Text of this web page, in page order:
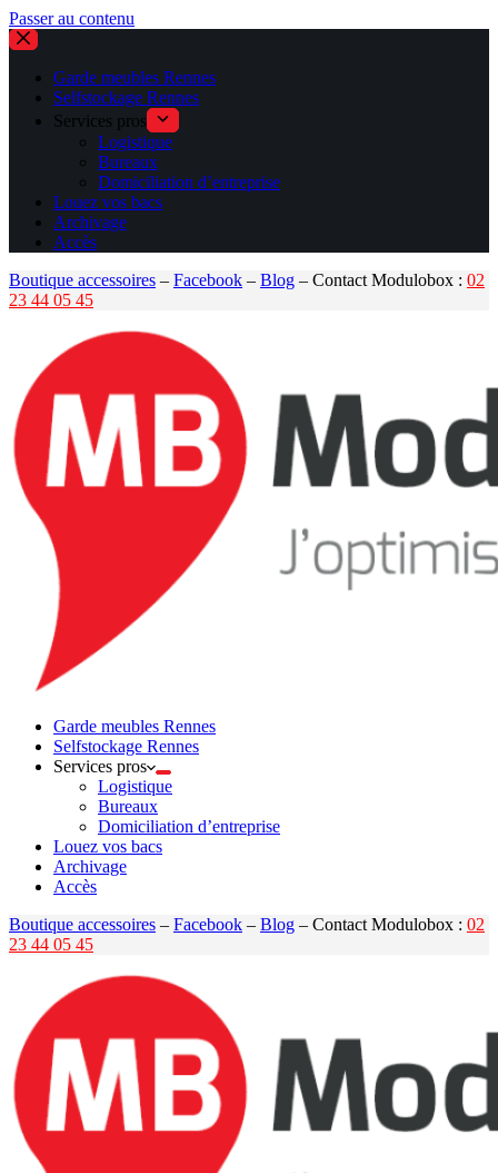
Passer au contenu
Garde meubles Rennes
Selfstockage Rennes
Services pros
Logistique
Bureaux
Domiciliation d’entreprise
Louez vos bacs
Archivage
Accès
Boutique accessoires – Facebook – Blog – Contact Modulobox : 02
23 44 05 45
Garde meubles Rennes
Selfstockage Rennes
Services pros
Logistique
Bureaux
Domiciliation d’entreprise
Louez vos bacs
Archivage
Accès
Boutique accessoires – Facebook – Blog – Contact Modulobox : 02
23 44 05 45